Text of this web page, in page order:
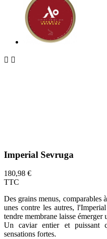
 
Imperial Sevruga
180,98 €
TTC
Des grains menus, comparables
unes contre les autres,
tendre membrane laisse
Un caviar entier et puissant
sensations fortes.